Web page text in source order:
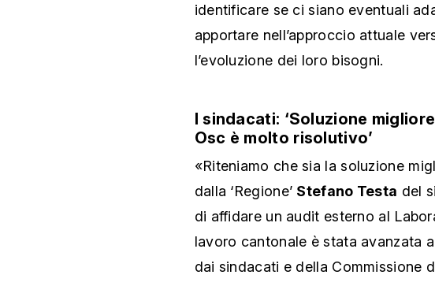
identificare se ci siano eventuali
apportare nell’approccio attuale
l’evoluzione dei loro bisogni.
I sindacati: ‘Soluzione
Osc è molto risolutivo’
«Riteniamo che sia la soluzione
dalla ‘Regione’ Stefano Testa del
di affidare un audit esterno al
lavoro cantonale è stata avanzata
dai sindacati e della Commissione